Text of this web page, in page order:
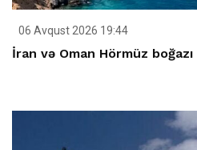
06 Avqust 2026 19:44
İran və Oman Hörmüz boğazı